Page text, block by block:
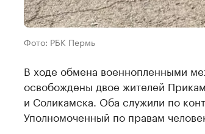
Фото: РБК Пермь
В ходе обмена военнопленными
освобождены двое жителей
и Соликамска. Оба служили по
Уполномоченный по правам